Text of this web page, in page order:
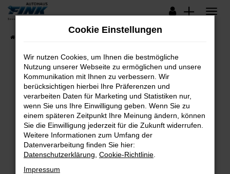
Zum
springen
Lagerfahrzeuge
Fehler: Network Error
Beim Laden ist ein Fehler aufgetreten.
Hier sind ein paar Tipps, die dir helfen können:
Überprüfe deine Firewall und deine
Internetverbindung.
Laden andere Webseiten, zum Beispiel deine
Suchmaschine?
Cookie Einstellungen
Wir nutzen Cookies, um Ihnen die bestmögliche
Nutzung unserer Webseite zu ermöglichen und unsere
Kommunikation mit Ihnen zu verbessern. Wir
berücksichtigen hierbei Ihre Präferenzen und
verarbeiten Daten für Marketing und Statistiken nur,
wenn Sie uns Ihre Einwilligung geben. Wenn Sie zu
einem späteren Zeitpunkt Ihre Meinung ändern, können
Sie die Einwilligung jederzeit für die Zukunft widerrufen.
Weitere Informationen zum Umfang der
Datenverarbeitung finden Sie hier:
Datenschutzerklärung Cookie-Richtlinie
Impressum